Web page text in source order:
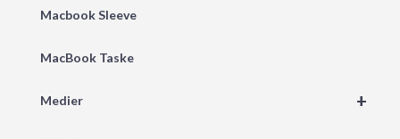
Macbook Sleeve
MacBook Taske
+
Medier